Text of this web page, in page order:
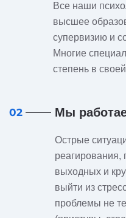
Все наши
высшее
супервизию и
Многие
степень в
02 Мы
Острые
реагирования,
выходных и
выйти из
проблемы не